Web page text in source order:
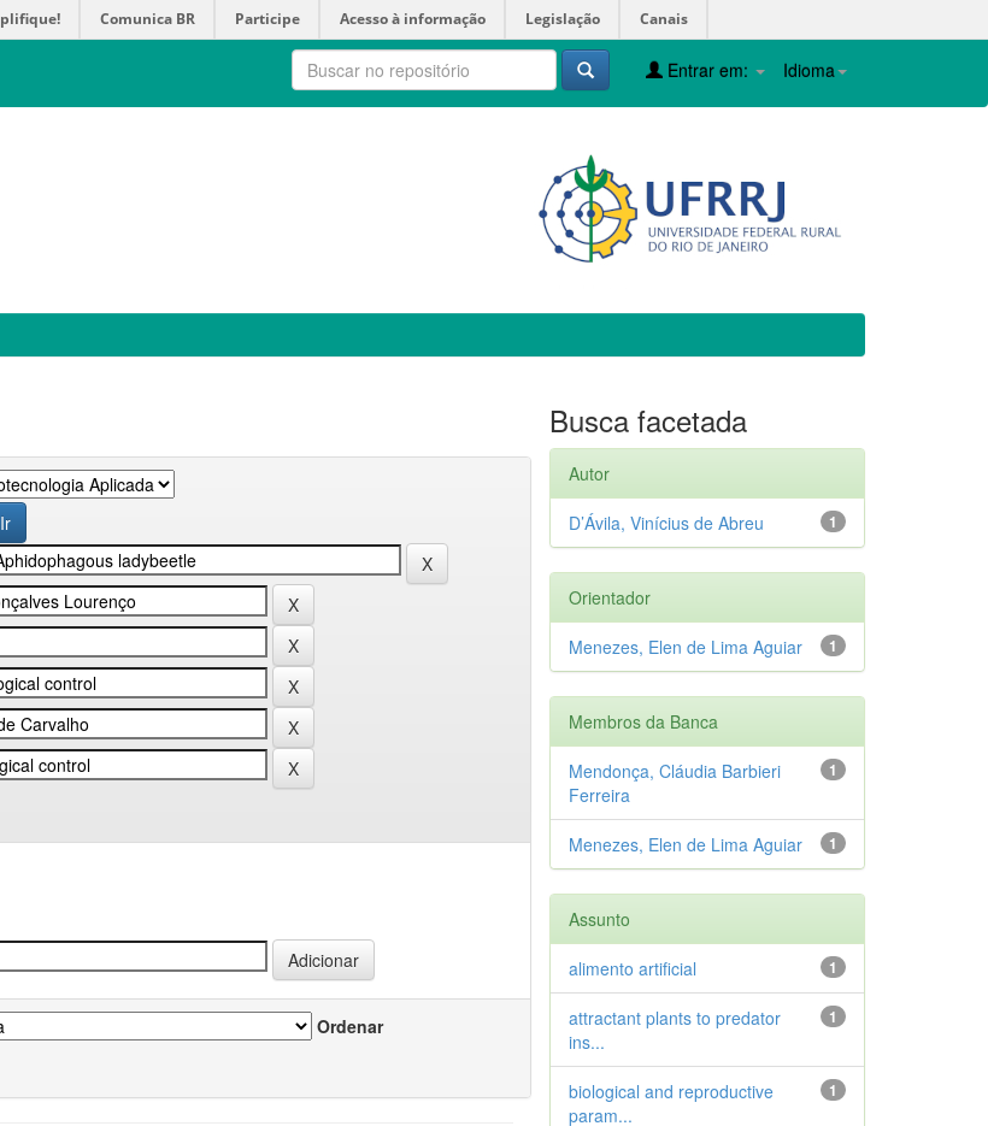
Comunica BR Participe Acesso à informação Legislação Canais
Idioma
Entrar em:
Ordenar
Busca facetada
Autor
1
D’Ávila, Vinícius de Abreu
Orientador
1
Menezes, Elen de Lima Aguiar
Membros da Banca
1
Mendonça, Cláudia Barbieri
Ferreira
1
Menezes, Elen de Lima Aguiar
Assunto
1
alimento artificial
1
attractant plants to predator
ins...
1
biological and reproductive
param...